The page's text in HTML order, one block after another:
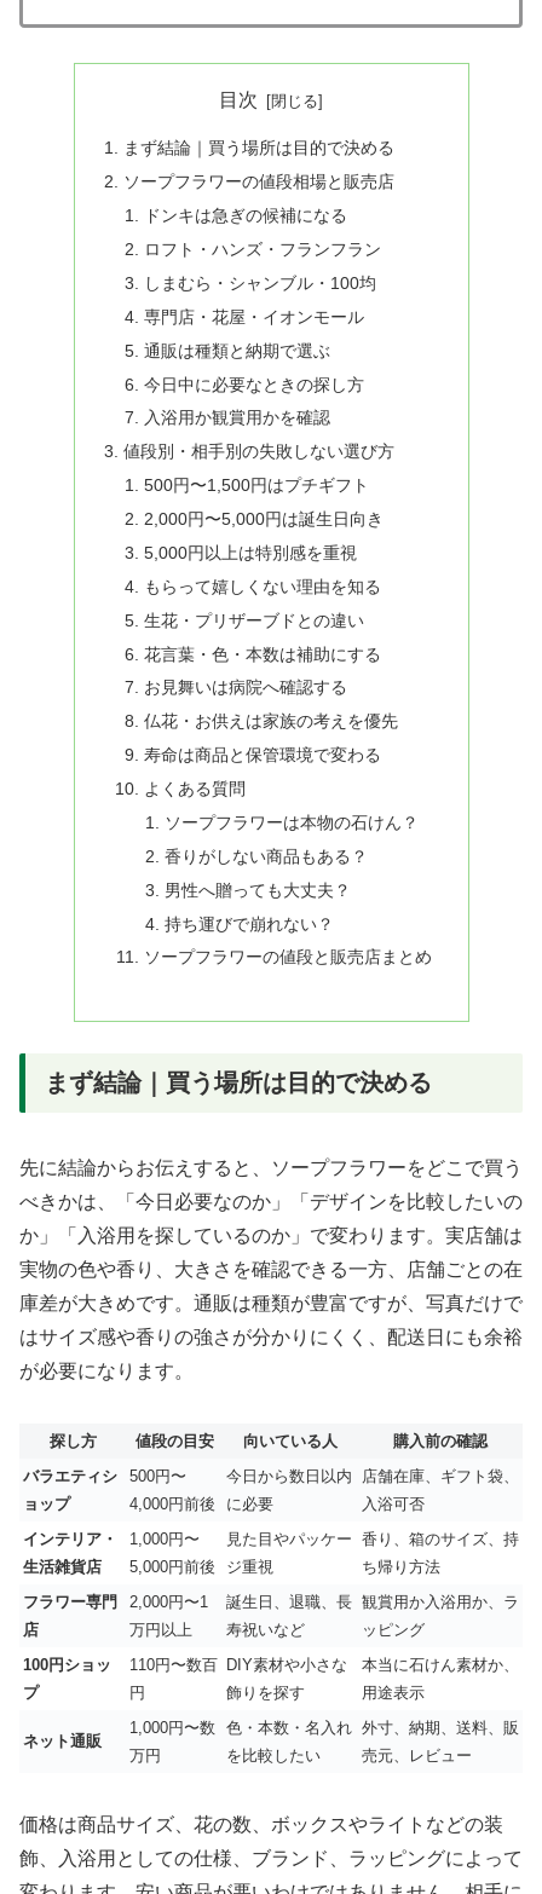
目次
まず結論｜買う場所は目的で決める
ソープフラワーの値段相場と販売店
ドンキは急ぎの候補になる
ロフト・ハンズ・フランフラン
しまむら・シャンブル・100均
専門店・花屋・イオンモール
通販は種類と納期で選ぶ
今日中に必要なときの探し方
入浴用か観賞用かを確認
値段別・相手別の失敗しない選び方
500円〜1,500円はプチギフト
2,000円〜5,000円は誕生日向き
5,000円以上は特別感を重視
もらって嬉しくない理由を知る
生花・プリザーブドとの違い
花言葉・色・本数は補助にする
お見舞いは病院へ確認する
仏花・お供えは家族の考えを優先
寿命は商品と保管環境で変わる
よくある質問
ソープフラワーは本物の石けん？
香りがしない商品もある？
男性へ贈っても大丈夫？
持ち運びで崩れない？
ソープフラワーの値段と販売店まとめ
まず結論｜買う場所は目的で決める
先に結論からお伝えすると、ソープフラワーをどこで買う
べきかは、「今日必要なのか」「デザインを比較したいの
か」「入浴用を探しているのか」で変わります。実店舗は
実物の色や香り、大きさを確認できる一方、店舗ごとの在
庫差が大きめです。通販は種類が豊富ですが、写真だけで
はサイズ感や香りの強さが分かりにくく、配送日にも余裕
が必要になります。
探し方 値段の目安 向いている人
購入前の確認
バラエティシ
ョップ
500円〜
4,000円前後
今日から数日以内
に必要
店舗在庫、ギフト袋、
入浴可否
インテリア・
生活雑貨店
1,000円〜
5,000円前後
見た目やパッケー
ジ重視
香り、箱のサイズ、持
ち帰り方法
フラワー専門
店
2,000円〜1
万円以上
誕生日、退職、長
寿祝いなど
観賞用か入浴用か、ラ
ッピング
100円ショッ
プ
110円〜数百
円
DIY素材や小さな
飾りを探す
本当に石けん素材か、
用途表示
ネット通販
1,000円〜数
万円
色・本数・名入れ
を比較したい
外寸、納期、送料、販
売元、レビュー
価格は商品サイズ、花の数、ボックスやライトなどの装
飾、入浴用としての仕様、ブランド、ラッピングによって